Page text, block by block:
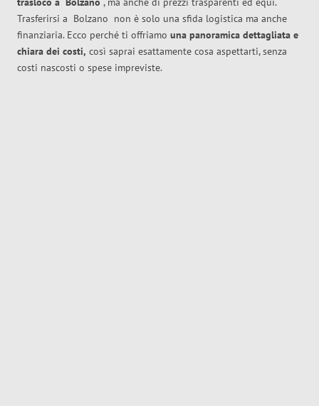
Trasferirsi a Bolzano non è solo una sfida logistica ma anche
finanziaria. Ecco perché ti offriamo una panoramica dettagliata e
chiara dei costi, così saprai esattamente cosa aspettarti, senza
costi nascosti o spese impreviste.